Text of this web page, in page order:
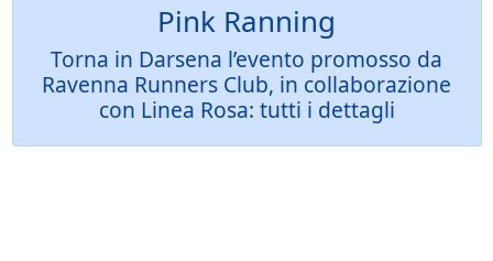
Pink Ranning
Torna in Darsena l’evento promosso da
Ravenna Runners Club, in collaborazione
con Linea Rosa: tutti i dettagli